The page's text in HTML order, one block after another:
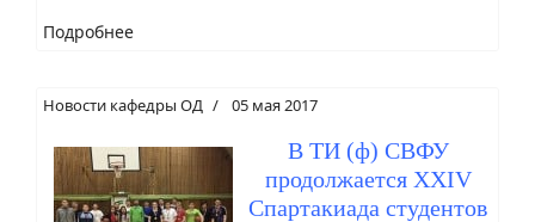
Подробнее
Новости кафедры ОД 05 мая 2017
В ТИ (ф) СВФУ
продолжается XXIV
Спартакиада студентов